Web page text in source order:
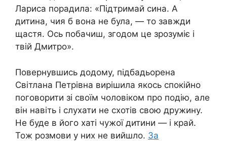
Лариса порадила: «Підтримай сина. А
дитина, чия б вона не була, — то завжди
щастя. Ось побачиш, згодом це зрозуміє і
твій Дмитро».
Повернувшись додому, підбадьорена
Світлана Петрівна вирішила якось спокійно
поговорити зі своїм чоловіком про подію, але
він навіть і слухати не схотів свою дружину.
Не буде в його хаті чужої дитини — і край.
Тож розмови у них не вийшло. За